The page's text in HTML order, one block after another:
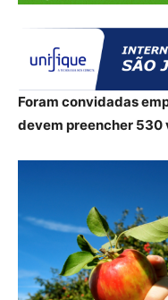
Foram convidadas
devem preencher 530